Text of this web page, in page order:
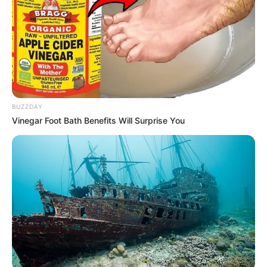
BUZZDAY
Vinegar Foot Bath Benefits Will Surprise You